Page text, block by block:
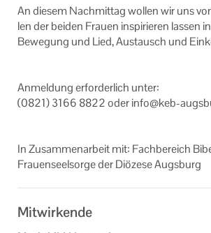
An die­sem Nach­mit­tag wol­len wir uns
len der bei­den Frau­en in­spi­rie­ren las­sen
Be­we­gung und Lied, Aus­tausch und
An­mel­dung er­for­der­lich unter:
(0821) 3166 8822 oder info@keb-​
In Zu­sam­men­ar­beit mit: Fach­be­reich
Frau­en­seel­sor­ge der Diö­ze­se Augs­burg
Mitwirkende